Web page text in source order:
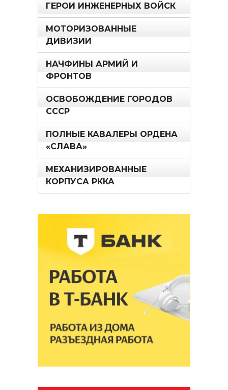
ГЕРОИ ИНЖЕНЕРНЫХ ВОЙСК
МОТОРИЗОВАННЫЕ
ДИВИЗИИ
НАЧФИНЫ АРМИЙ И
ФРОНТОВ
ОСВОБОЖДЕНИЕ ГОРОДОВ
СССР
ПОЛНЫЕ КАВАЛЕРЫ ОРДЕНА
«СЛАВА»
МЕХАНИЗИРОВАННЫЕ
КОРПУСА РККА